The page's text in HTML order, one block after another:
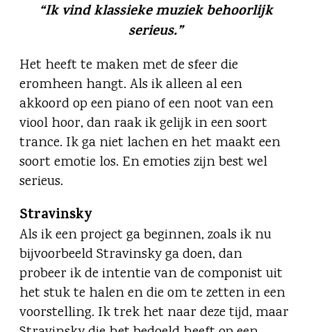
“Ik vind klassieke muziek behoorlijk
serieus.”
Het heeft te maken met de sfeer die
eromheen hangt. Als ik alleen al een
akkoord op een piano of een noot van een
viool hoor, dan raak ik gelijk in een soort
trance. Ik ga niet lachen en het maakt een
soort emotie los. En emoties zijn best wel
serieus.
Stravinsky
Als ik een project ga beginnen, zoals ik nu
bijvoorbeeld Stravinsky ga doen, dan
probeer ik de intentie van de componist uit
het stuk te halen en die om te zetten in een
voorstelling. Ik trek het naar deze tijd, maar